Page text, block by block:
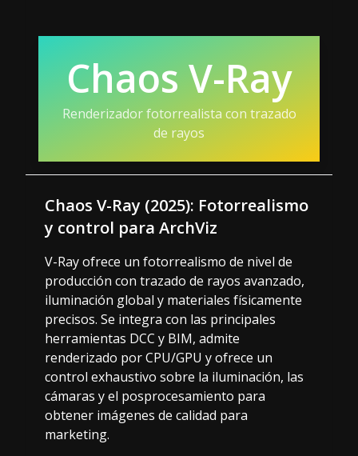
Chaos V-Ray
Renderizador fotorrealista con trazado
de rayos
Chaos V-Ray (2025): Fotorrealismo
y control para ArchViz
V-Ray ofrece un fotorrealismo de nivel de
producción con trazado de rayos avanzado,
iluminación global y materiales físicamente
precisos. Se integra con las principales
herramientas DCC y BIM, admite
renderizado por CPU/GPU y ofrece un
control exhaustivo sobre la iluminación, las
cámaras y el posprocesamiento para
obtener imágenes de calidad para
marketing.